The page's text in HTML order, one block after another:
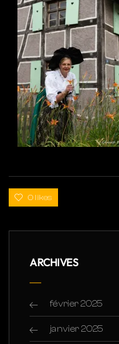
0 likes
ARCHIVES
février 2025
janvier 2025